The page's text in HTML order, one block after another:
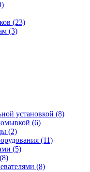
(23)
(3)
установкой (8)
(6)
(2)
(11)
(5)
(8)